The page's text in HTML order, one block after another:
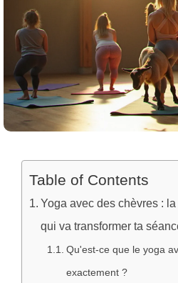
Table of Contents
Yoga avec des chèvres :
qui va transformer ta
Qu'est-ce que le yoga
exactement ?